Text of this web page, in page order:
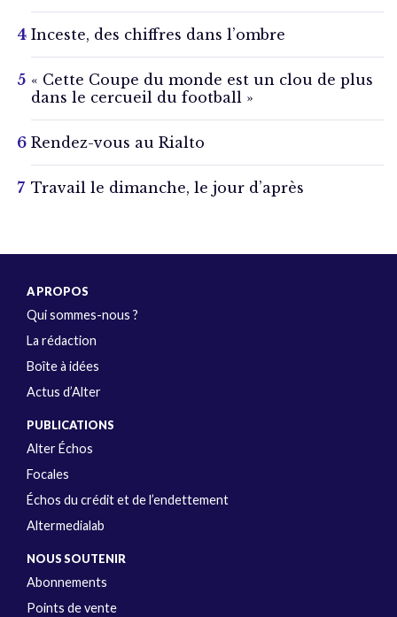
Inceste, des chiffres dans l’ombre
« Cette Coupe du monde est un clou de plus
dans le cercueil du football »
Rendez-vous au Rialto
Travail le dimanche, le jour d’après
A PROPOS
Qui sommes-nous ?
La rédaction
Boîte à idées
Actus d’Alter
PUBLICATIONS
Alter Échos
Focales
Échos du crédit et de l’endettement
Altermedialab
NOUS SOUTENIR
Abonnements
Points de vente